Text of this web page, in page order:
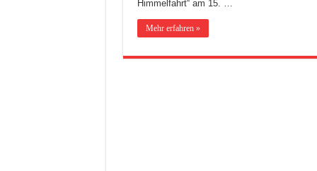
Himmelfahrt“ am 15. …
Mehr erfahren »